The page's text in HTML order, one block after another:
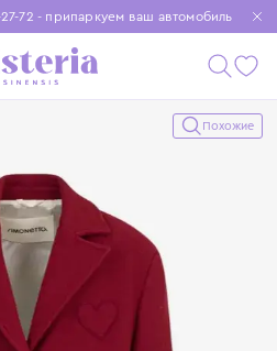
72 - припаркуем ваш автомобиль
при заказе от 15 000 ₽
чтобы покупки были еще удобнее
Похожие